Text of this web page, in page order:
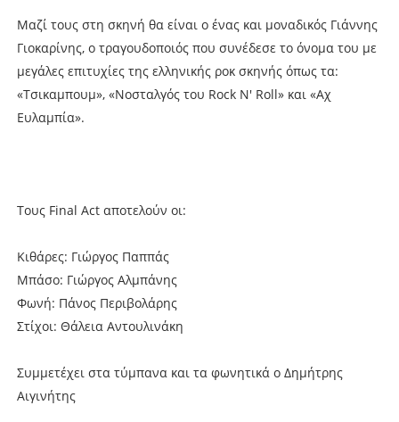
Μαζί τους στη σκηνή θα είναι ο ένας και μοναδικός Γιάννης
Γιοκαρίνης, ο τραγουδοποιός που συνέδεσε το όνομα του με
μεγάλες επιτυχίες της ελληνικής ροκ σκηνής όπως τα:
«Τσικαμπουμ», «Νοσταλγός του Rock N' Roll» και «Αχ
Ευλαμπία».
Τους Final Act αποτελούν οι:
Κιθάρες: Γιώργος Παππάς
Μπάσο: Γιώργος Αλμπάνης
Φωνή: Πάνος Περιβολάρης
Στίχοι: Θάλεια Αντουλινάκη
Συμμετέχει στα τύμπανα και τα φωνητικά ο Δημήτρης
Αιγινήτης